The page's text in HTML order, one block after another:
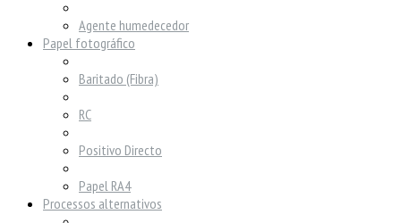
Agente humedecedor
Papel fotográfico
Baritado (Fibra)
RC
Positivo Directo
Papel RA4
Processos alternativos